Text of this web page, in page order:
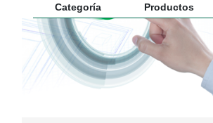
Categoría Productos